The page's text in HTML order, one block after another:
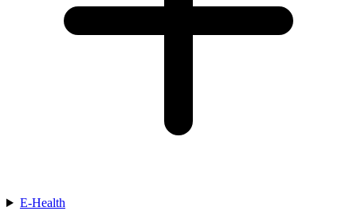
E-Health